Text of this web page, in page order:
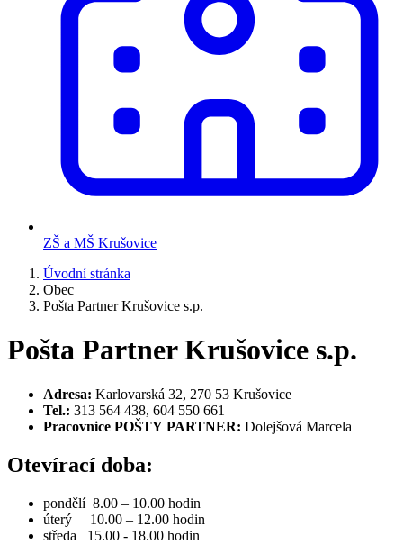
ZŠ a MŠ Krušovice
Úvodní stránka
Obec
Pošta Partner Krušovice s.p.
Pošta Partner Krušovice s.p.
Adresa: Karlovarská 32, 270 53 Krušovice
Tel.: 313 564 438, 604 550 661
Pracovnice POŠTY PARTNER: Dolejšová Marcela
Otevírací doba:
pondělí 8.00 – 10.00 hodin
úterý 10.00 – 12.00 hodin
středa 15.00 - 18.00 hodin